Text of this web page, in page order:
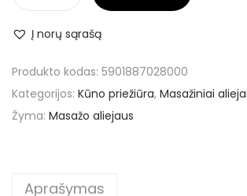
Į norų sąrašą
Produkto kodas: 5901887028000
Kategorijos: Kūno priežiūra, Masažiniai aliejai
Žyma: Masažo aliejaus
Aprašymas